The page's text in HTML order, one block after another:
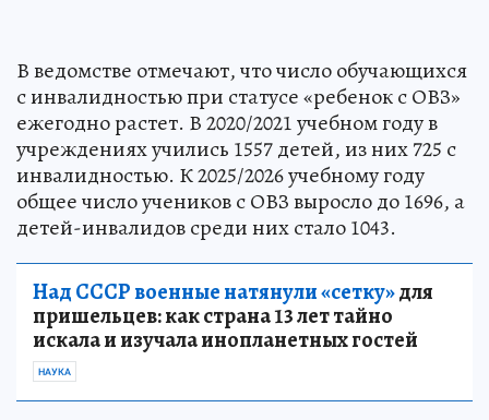
В ведомстве отмечают, что число обучающихся
с инвалидностью при статусе «ребенок с ОВЗ»
ежегодно растет. В 2020/2021 учебном году в
учреждениях учились 1557 детей, из них 725 с
инвалидностью. К 2025/2026 учебному году
общее число учеников с ОВЗ выросло до 1696, а
детей-инвалидов среди них стало 1043.
Над СССР военные натянули «сетку»для
пришельцев: как страна 13 лет тайно
искала и изучала инопланетных гостей
НАУКА